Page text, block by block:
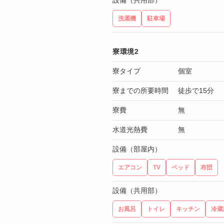
洗濯機 駐車場
寮環境2
寮タイプ 個室
寮までの所要時間 徒歩で15分
寮費 無
水道光熱費 無
設備（部屋内）
エアコン TV ベッド 布団
設備（共用部）
お風呂 トイレ キッチン 冷